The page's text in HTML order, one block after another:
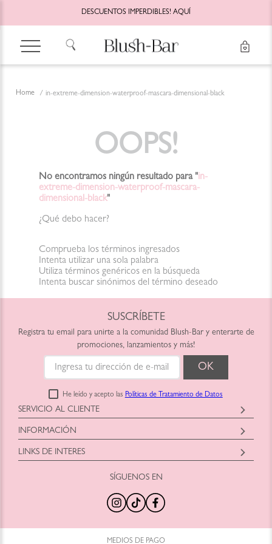
DESCUENTOS IMPERDIBLES! AQUÍ
in-extreme-dimension-waterproof-mascara-dimensional-black
OOPS!
No encontramos ningún resultado para "in-
extreme-dimension-waterproof-mascara-
dimensional-black"
¿Qué debo hacer?
Comprueba los términos ingresados
Intenta utilizar una sola palabra
Utiliza términos genéricos en la búsqueda
Intenta buscar sinónimos del término deseado
SUSCRÍBETE
Registra tu email para unirte a la comunidad Blush-Bar y enterarte de
promociones, lanzamientos y más!
He leído y acepto las Políticas de Tratamiento de Datos
SERVICIO AL CLIENTE
Horario: Lunes a Viernes
9:00am a 6:00pm
shop@blush-bar.com
INFORMACIÓN
Blush-Bar SAS
Correo:shop@blush-bar.com
LINKS DE INTERES
Marcas Cruelty Free
Retira en Tienda
Productos Nuevos
Programa de Reciclaje
SÍGUENOS EN
MEDIOS DE PAGO